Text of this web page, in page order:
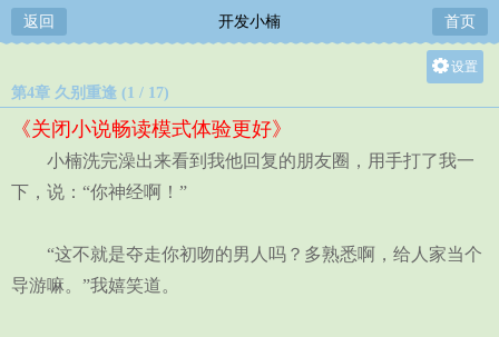
返回 开发小楠 首页
设置
中
第4章 久别重逢 (1 / 17)
《关闭小说畅读模式体验更好》
小楠洗完澡出来看到我他回复的朋友圈，用手打了我一
下，说：“你神经啊！”
“这不就是夺走你初吻的男人吗？多熟悉啊，给人家当个
导游嘛。”我嬉笑道。